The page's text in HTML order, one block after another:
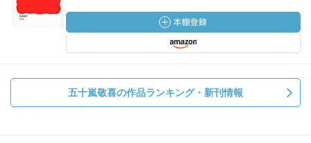
五十嵐敬喜の作品ランキング・新刊情報